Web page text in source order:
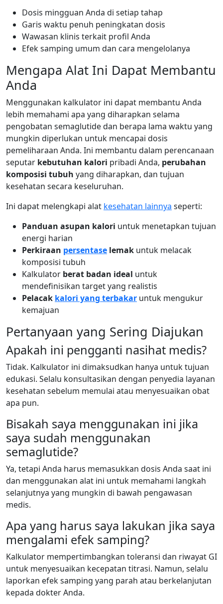
Dosis mingguan Anda di setiap tahap
Garis waktu penuh peningkatan dosis
Wawasan klinis terkait profil Anda
Efek samping umum dan cara mengelolanya
Mengapa Alat Ini Dapat Membantu
Anda
Menggunakan kalkulator ini dapat membantu Anda
lebih memahami apa yang diharapkan selama
pengobatan semaglutide dan berapa lama waktu yang
mungkin diperlukan untuk mencapai dosis
pemeliharaan Anda. Ini membantu dalam perencanaan
seputar kebutuhan kalori pribadi Anda, perubahan
komposisi tubuh yang diharapkan, dan tujuan
kesehatan secara keseluruhan.
Ini dapat melengkapi alat kesehatan lainnya seperti:
Panduan asupan kalori untuk menetapkan tujuan
energi harian
Perkiraan persentase lemak untuk melacak
komposisi tubuh
Kalkulator berat badan ideal untuk
mendefinisikan target yang realistis
Pelacak kalori yang terbakar untuk mengukur
kemajuan
Pertanyaan yang Sering Diajukan
Apakah ini pengganti nasihat medis?
Tidak. Kalkulator ini dimaksudkan hanya untuk tujuan
edukasi. Selalu konsultasikan dengan penyedia layanan
kesehatan sebelum memulai atau menyesuaikan obat
apa pun.
Bisakah saya menggunakan ini jika
saya sudah menggunakan
semaglutide?
Ya, tetapi Anda harus memasukkan dosis Anda saat ini
dan menggunakan alat ini untuk memahami langkah
selanjutnya yang mungkin di bawah pengawasan
medis.
Apa yang harus saya lakukan jika saya
mengalami efek samping?
Kalkulator mempertimbangkan toleransi dan riwayat GI
untuk menyesuaikan kecepatan titrasi. Namun, selalu
laporkan efek samping yang parah atau berkelanjutan
kepada dokter Anda.